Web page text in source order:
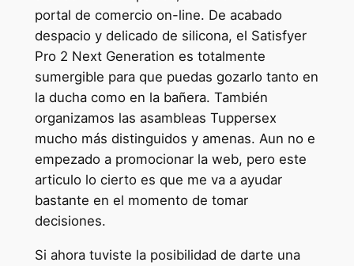
portal de comercio on-line. De acabado
despacio y delicado de silicona, el Satisfyer
Pro 2 Next Generation es totalmente
sumergible para que puedas gozarlo tanto en
la ducha como en la bañera. También
organizamos las asambleas Tuppersex
mucho más distinguidos y amenas. Aun no e
empezado a promocionar la web, pero este
articulo lo cierto es que me va a ayudar
bastante en el momento de tomar
decisiones.
Si ahora tuviste la posibilidad de darte una